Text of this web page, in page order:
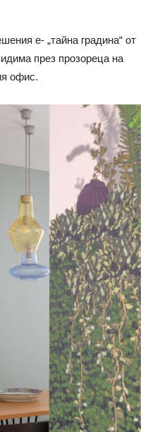
е- „тайна градина“ от
през прозореца на
офис.